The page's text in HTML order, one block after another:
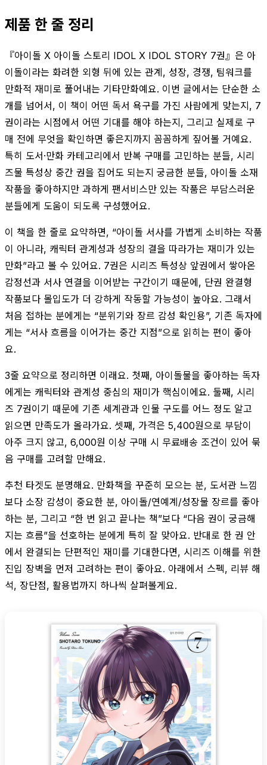
제품 한 줄 정리
『아이돌 X 아이돌 스토리 IDOL X IDOL STORY 7권』은 아
이돌이라는 화려한 외형 뒤에 있는 관계, 성장, 경쟁, 팀워크를
만화적 재미로 풀어내는 기타만화예요. 이번 글에서는 단순한 소
개를 넘어서, 이 책이 어떤 독서 욕구를 가진 사람에게 맞는지, 7
권이라는 시점에서 어떤 기대를 해야 하는지, 그리고 실제로 구
매 전에 무엇을 확인하면 좋은지까지 꼼꼼하게 짚어볼 거예요.
특히 도서·만화 카테고리에서 반복 구매를 고민하는 분들, 시리
즈물 특성상 중간 권을 집어도 되는지 궁금한 분들, 아이돌 소재
작품을 좋아하지만 과하게 팬서비스만 있는 작품은 부담스러운
분들에게 도움이 되도록 구성했어요.
이 책을 한 줄로 요약하면, “아이돌 서사를 가볍게 소비하는 작품
이 아니라, 캐릭터 관계성과 성장의 결을 따라가는 재미가 있는
만화”라고 볼 수 있어요. 7권은 시리즈 특성상 앞권에서 쌓아온
감정선과 서사 연결을 이어받는 구간이기 때문에, 단권 완결형
작품보다 몰입도가 더 강하게 작동할 가능성이 높아요. 그래서
처음 접하는 분에게는 “분위기와 장르 감성 확인용”, 기존 독자에
게는 “서사 흐름을 이어가는 중간 지점”으로 읽히는 편이 좋아
요.
3줄 요약으로 정리하면 이래요. 첫째, 아이돌물을 좋아하는 독자
에게는 캐릭터와 관계성 중심의 재미가 핵심이에요. 둘째, 시리
즈 7권이기 때문에 기존 세계관과 인물 구도를 어느 정도 알고
읽으면 만족도가 올라가요. 셋째, 가격은 5,400원으로 부담이
아주 크지 않고, 6,000원 이상 구매 시 무료배송 조건이 있어 묶
음 구매를 고려할 만해요.
추천 타겟도 분명해요. 만화책을 꾸준히 모으는 분, 도서관 느낌
보다 소장 감성이 중요한 분, 아이돌/연예계/성장물 장르를 좋아
하는 분, 그리고 “한 번 읽고 끝나는 책”보다 “다음 권이 궁금해
지는 흐름”을 선호하는 분에게 특히 잘 맞아요. 반대로 한 권 안
에서 완결되는 단편적인 재미를 기대한다면, 시리즈 이해를 위한
진입 장벽을 먼저 고려하는 편이 좋아요. 아래에서 스펙, 리뷰 해
석, 장단점, 활용법까지 하나씩 살펴볼게요.